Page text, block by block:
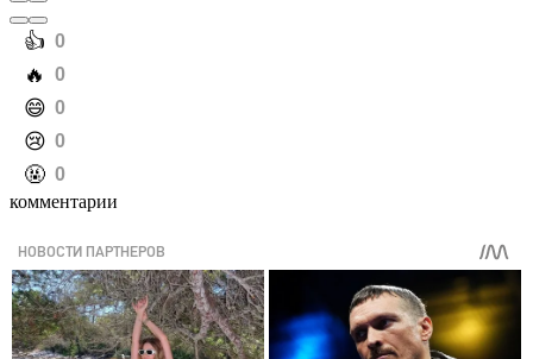
️👍 0
️🔥 0
️😄 0
️😢 0
️🤬 0
комментарии